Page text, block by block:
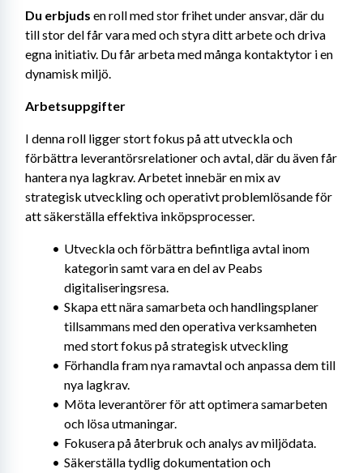
Du erbjuds en roll med stor frihet under ansvar, där du
till stor del får vara med och styra ditt arbete och driva
egna initiativ. Du får arbeta med många kontaktytor i en
dynamisk miljö.
Arbetsuppgifter
I denna roll ligger stort fokus på att utveckla och
förbättra leverantörsrelationer och avtal, där du även får
hantera nya lagkrav. Arbetet innebär en mix av
strategisk utveckling och operativt problemlösande för
att säkerställa effektiva inköpsprocesser.
Utveckla och förbättra befintliga avtal inom
kategorin samt vara en del av Peabs
digitaliseringsresa.
Skapa ett nära samarbeta och handlingsplaner
tillsammans med den operativa verksamheten
med stort fokus på strategisk utveckling
Förhandla fram nya ramavtal och anpassa dem till
nya lagkrav.
Möta leverantörer för att optimera samarbeten
och lösa utmaningar.
Fokusera på återbruk och analys av miljödata.
Säkerställa tydlig dokumentation och